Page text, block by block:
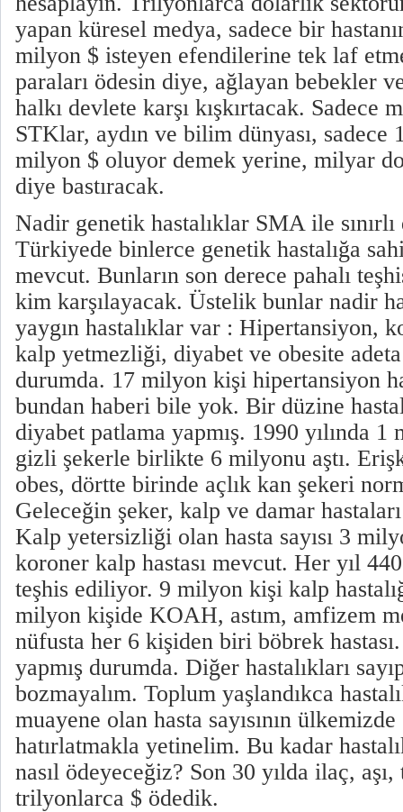
yapan küresel medya, sadece bir
milyon $ isteyen efendilerine tek laf
paraları ödesin diye, ağlayan bebekler
halkı devlete karşı kışkırtacak. Sadece
STKlar, aydın ve bilim dünyası, sadece
milyon $ oluyor demek yerine, milyar
diye bastıracak.
Nadir genetik hastalıklar SMA ile
Türkiyede binlerce genetik hastalığa
mevcut. Bunların son derece pahalı
kim karşılayacak. Üstelik bunlar nadir
yaygın hastalıklar var : Hipertansiyon,
kalp yetmezliği, diyabet ve obesite adeta
durumda. 17 milyon kişi hipertansiyon
bundan haberi bile yok. Bir düzine
diyabet patlama yapmış. 1990 yılında
gizli şekerle birlikte 6 milyonu aştı.
obes, dörtte birinde açlık kan şekeri
Geleceğin şeker, kalp ve damar
Kalp yetersizliği olan hasta sayısı 3
koroner kalp hastası mevcut. Her yıl
teşhis ediliyor. 9 milyon kişi kalp
milyon kişide KOAH, astım, amfizem
nüfusta her 6 kişiden biri böbrek
yapmış durumda. Diğer hastalıkları
bozmayalım. Toplum yaşlandıkca
muayene olan hasta sayısının
hatırlatmakla yetinelim. Bu kadar
nasıl ödeyeceğiz? Son 30 yılda ilaç,
trilyonlarca $ ödedik.